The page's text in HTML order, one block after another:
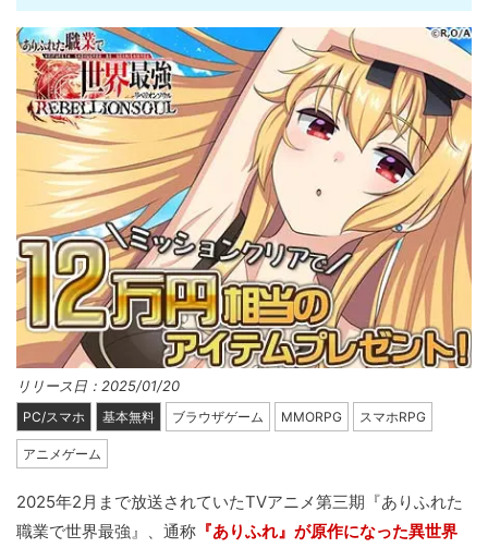
リリース日：2025/01/20
PC/スマホ 基本無料 ブラウザゲーム MMORPG スマホRPG
アニメゲーム
2025年2月まで放送されていたTVアニメ第三期『ありふれた
職業で世界最強』、通称 『ありふれ』が原作になった異世界